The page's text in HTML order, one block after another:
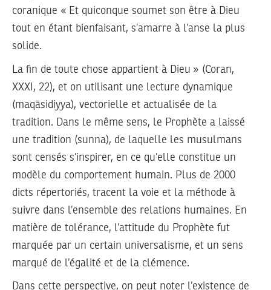
coranique « Et quiconque soumet son être à Dieu
tout en étant bienfaisant, s’amarre à l’anse la plus
solide.
La fin de toute chose appartient à Dieu » (Coran,
XXXI, 22), et on utilisant une lecture dynamique
(maqāsidiyya), vectorielle et actualisée de la
tradition. Dans le même sens, le Prophète a laissé
une tradition (sunna), de laquelle les musulmans
sont censés s’inspirer, en ce qu’elle constitue un
modèle du comportement humain. Plus de 2000
dicts répertoriés, tracent la voie et la méthode à
suivre dans l’ensemble des relations humaines. En
matière de tolérance, l’attitude du Prophète fut
marquée par un certain universalisme, et un sens
marqué de l’égalité et de la clémence.
Dans cette perspective, on peut noter l’existence de